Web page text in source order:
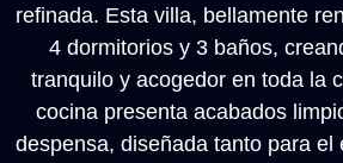
refinada. Esta villa, bellamente
4 dormitorios y 3 baños,
tranquilo y acogedor en toda la
cocina presenta acabados
despensa, diseñada tanto para el